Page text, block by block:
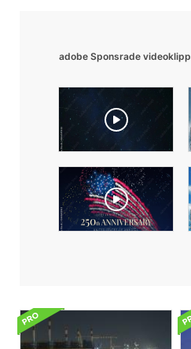
adobe Sponsrade videoklipp